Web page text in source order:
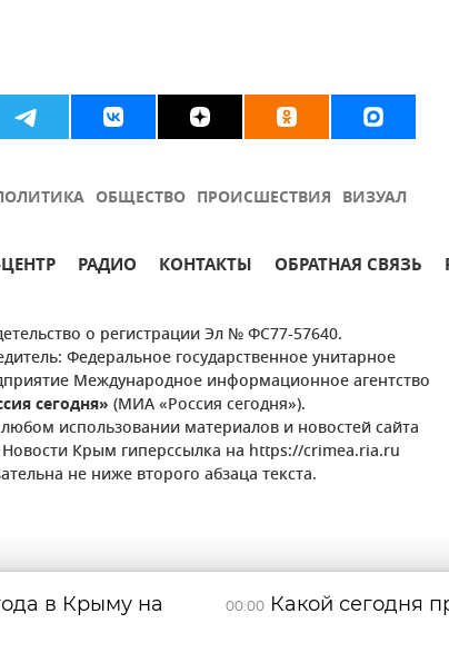
ОБЩЕСТВО ПРОИСШЕСТВИЯ ВИЗУАЛ
РАДИО КОНТАКТЫ ОБРАТНАЯ СВЯЗЬ
о регистрации Эл № ФС77-57640.
Федеральное государственное унитарное
Международное информационное агентство
сегодня» (МИА «Россия сегодня»).
использовании материалов и новостей сайта
Крым гиперссылка на https://crimea.ria.ru
не ниже второго абзаца текста.
в Крыму на
00:00 Какой сегодня